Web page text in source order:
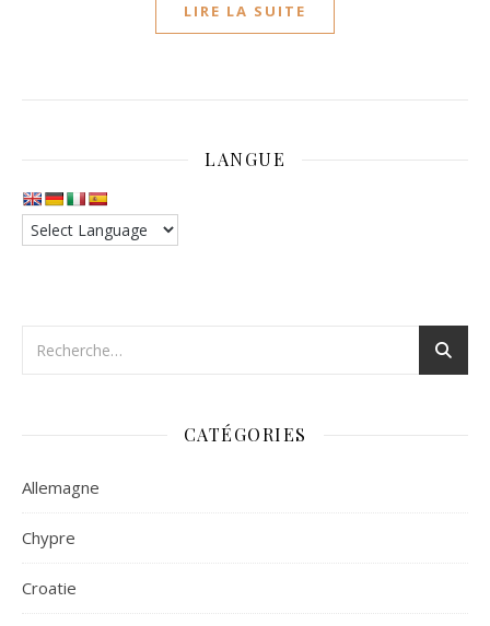
LIRE LA SUITE
LANGUE
CATÉGORIES
Allemagne
Chypre
Croatie